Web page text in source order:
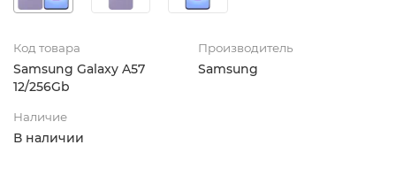
Код товара
Samsung Galaxy A57
12/256Gb
Производитель
Samsung
Наличие
В наличии